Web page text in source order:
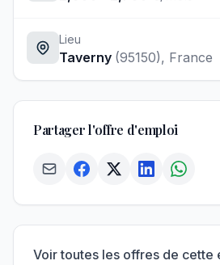
Lieu
Taverny (95150), France
Partager l'offre d'emploi
Voir toutes les offres de cette